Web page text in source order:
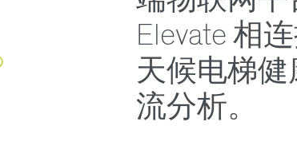
Elevate 相
天候电梯
流分析。